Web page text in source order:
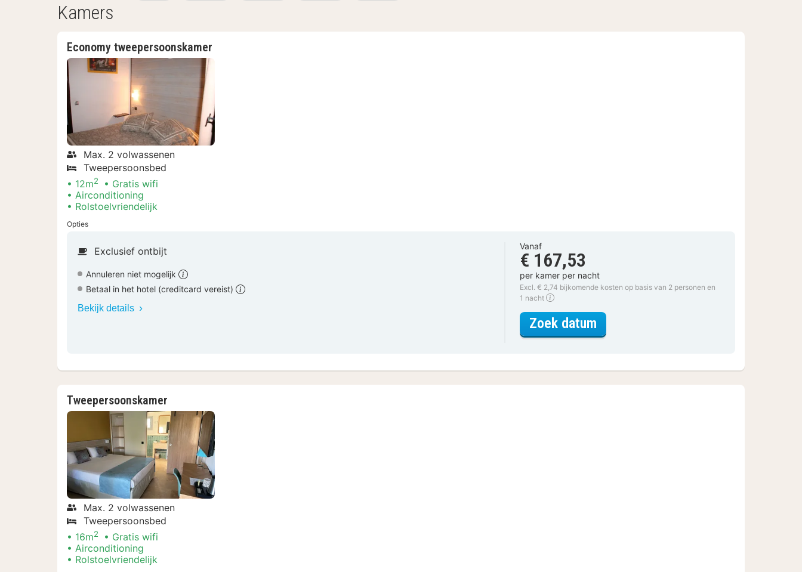
Kamers
Economy tweepersoonskamer
Max. 2 volwassenen
Tweepersoonsbed
12m2
Gratis wifi
Airconditioning
Rolstoelvriendelijk
Opties
Exclusief ontbijt
Annuleren niet mogelijk
Betaal in het hotel (creditcard vereist)
Bekijk details
Vanaf
€ 167,53
per kamer per nacht
Excl. € 2,74 bijkomende kosten op basis van 2 personen en
1 nacht
Zoek datum
Tweepersoonskamer
Max. 2 volwassenen
Tweepersoonsbed
16m2
Gratis wifi
Airconditioning
Rolstoelvriendelijk